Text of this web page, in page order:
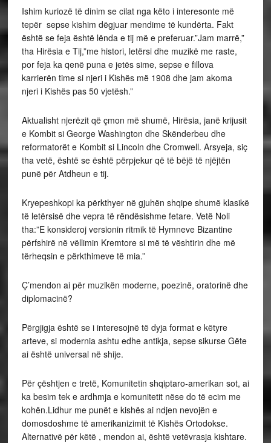
Ishim kuriozë të dinim se cilat nga këto i interesonte më
tepër sepse kishim dëgjuar mendime të kundërta. Fakt
është se feja është lënda e tij më e preferuar.”Jam marrë,”
tha Hirësia e Tij,”me histori, letërsi dhe muzikë me raste,
por feja ka qenë puna e jetës sime, sepse e fillova
karrierën time si njeri i Kishës më 1908 dhe jam akoma
njeri i Kishës pas 50 vjetësh.”
Aktualisht njerëzit që çmon më shumë, Hirësia, janë krijusit
e Kombit si George Washington dhe Skënderbeu dhe
reformatorët e Kombit si Lincoln dhe Cromwell. Arsyeja, siç
tha vetë, është se është përpjekur që të bëjë të njëjtën
punë për Atdheun e tij.
Kryepeshkopi ka përkthyer në gjuhën shqipe shumë klasikë
të letërsisë dhe vepra të rëndësishme fetare. Vetë Noli
tha:”E konsideroj versionin ritmik të Hymneve Bizantine
përfshirë në vëllimin Kremtore si më të vështirin dhe më
tërheqsin e përkthimeve të mia.”
Ç’mendon ai për muzikën moderne, poezinë, oratorinë dhe
diplomacinë?
Përgjigja është se i interesojnë të dyja format e këtyre
arteve, si modernia ashtu edhe antikja, sepse sikurse Gëte
ai është universal në shije.
Për çështjen e tretë, Komunitetin shqiptaro-amerikan sot, ai
ka besim tek e ardhmja e komunitetit nëse do të ecim me
kohën.Lidhur me punët e kishës ai ndjen nevojën e
domosdoshme të amerikanizimit të Kishës Ortodokse.
Alternativë për këtë , mendon ai, është vetëvrasja kishtare.